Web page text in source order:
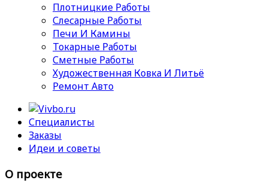
Плотницкие Работы
Слесарные Работы
Печи И Камины
Токарные Работы
Сметные Работы
Художественная Ковка И Литьё
Ремонт Авто
Специалисты
Заказы
Идеи и советы
О проекте